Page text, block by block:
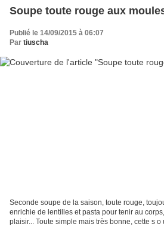
Soupe toute rouge aux
Publié le 14/09/2015 à 06:07
Par tiuscha
Seconde soupe de la saison, toute rouge,
enrichie de lentilles et pasta pour tenir au
plaisir... Toute simple mais très bonne, cette s o